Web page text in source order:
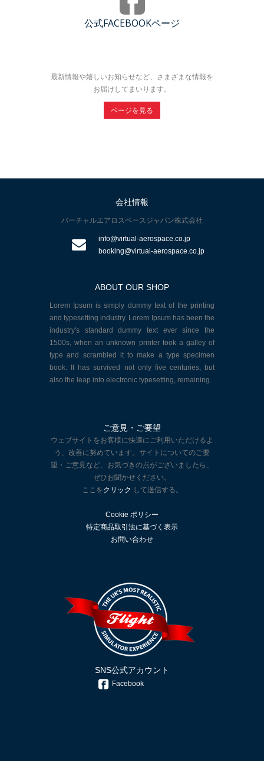
公式FACEBOOKページ
最新情報や嬉しいお知らせなど、さまざまな情報を
お届けしてまいります。
ページを見る
会社情報
バーチャルエアロスペースジャパン株式会社
info@virtual-aerospace.co.jp
booking@virtual-aerospace.co.jp
ABOUT OUR SHOP
Lorem Ipsum is simply dummy text of the printing
and typesetting industry. Lorem Ipsum has been the
industry's standard dummy text ever since the
1500s, when an unknown printer took a galley of
type and scrambled it to make a type specimen
book. It has survived not only five centuries, but
also the leap into electronic typesetting, remaining.
ご意見・ご要望
ウェブサイトをお客様に快適にご利用いただけるよ
う、改善に努めています。サイトについてのご要
望・ご意見など、お気づきの点がございましたら、
ぜひお聞かせください。
ここをクリック して送信する。
Cookie ポリシー
特定商品取引法に基づく表示
お問い合わせ
SNS公式アカウント
Facebook